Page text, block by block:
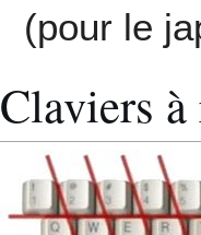
(pour le
Claviers à